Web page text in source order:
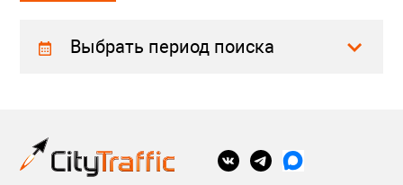
Выбрать период поиска